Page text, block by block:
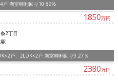
戸 満室時利回り10.89%
1850万円
2丁目
戸、2LDK×2戸 満室時利回り9.27％
2380万円